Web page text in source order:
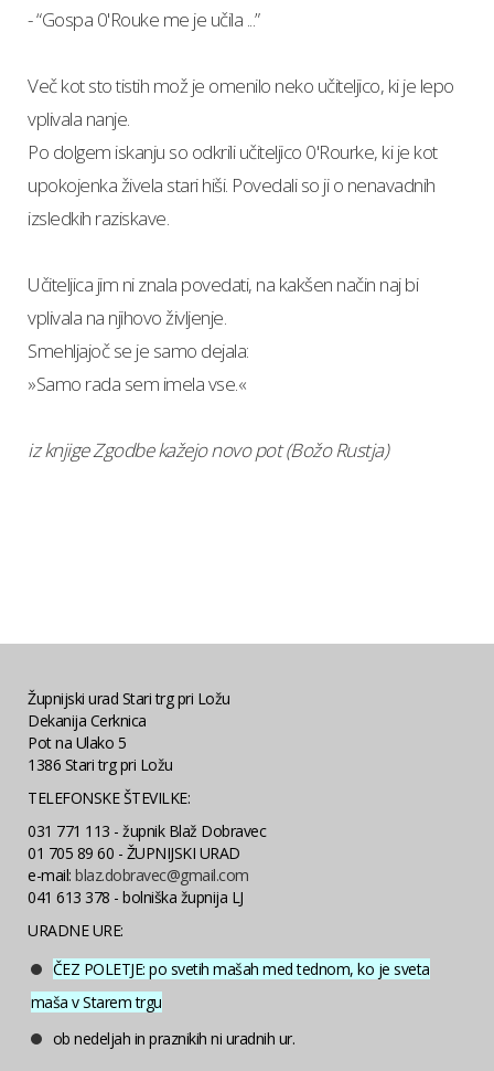
- “Gospa 0'Rouke me je učila ...”
Več kot sto tistih mož je omenilo neko učiteljico, ki je lepo
vplivala nanje.
Po dolgem iskanju so odkrili učiteljico 0'Rourke, ki je kot
upokojenka živela stari hiši. Povedali so ji o nenavadnih
izsledkih raziskave.
Učiteljica jim ni znala povedati, na kakšen način naj bi
vplivala na njihovo življenje.
Smehljajoč se je samo dejala:
»Samo rada sem imela vse.«
iz knjige Zgodbe kažejo novo pot (Božo Rustja)
Župnijski urad Stari trg pri Ložu
Dekanija Cerknica
Pot na Ulako 5
1386 Stari trg pri Ložu
TELEFONSKE ŠTEVILKE:
031 771 113 - župnik Blaž Dobravec
01 705 89 60 - ŽUPNIJSKI URAD
e-mail: blaz.dobravec@gmail.com
041 613 378 - bolniška župnija LJ
URADNE URE:
ČEZ POLETJE: po svetih mašah med tednom, ko je sveta
maša v Starem trgu
ob nedeljah in praznikih ni uradnih ur.